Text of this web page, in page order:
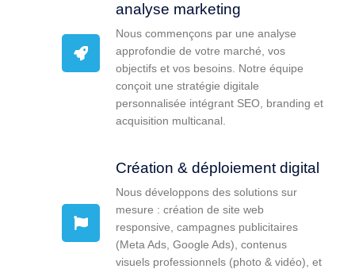
analyse marketing
Nous commençons par une analyse
approfondie de votre marché, vos
objectifs et vos besoins. Notre équipe
conçoit une stratégie digitale
personnalisée intégrant SEO, branding et
acquisition multicanal.
Création & déploiement digital
Nous développons des solutions sur
mesure : création de site web
responsive, campagnes publicitaires
(Meta Ads, Google Ads), contenus
visuels professionnels (photo & vidéo), et